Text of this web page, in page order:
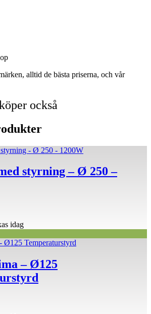
alltid de bästa priserna, och vår
också
styrning – Ø 250 –
idag
– Ø125